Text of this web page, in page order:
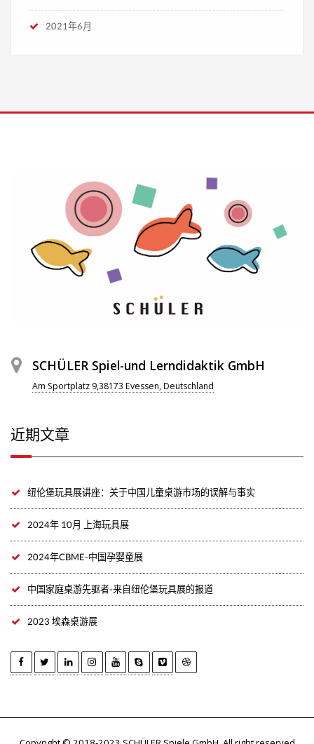
2021年6月
SCHÜLER Spiel-und Lerndidaktik GmbH
Am Sportplatz 9,38173 Evessen, Deutschland
近期文章
纽伦堡玩具展讲座：关于中国儿童桌游市场的误解与事实
2024年 10月 上海玩具展
2024年CBME-中国孕婴童展
中国家庭桌游先驱者-来自纽伦堡玩具展的报道
2023 埃森桌游展